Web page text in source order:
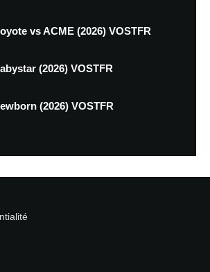
vs ACME (2026) VOSTFR
(2026) VOSTFR
(2026) VOSTFR